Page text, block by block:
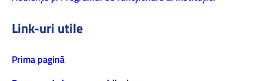
Link-uri utile
Prima pagină